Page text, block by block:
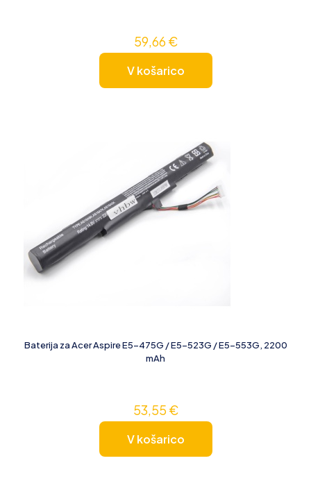
59,66€
V košarico
Baterija za Acer Aspire E5-475G / E5-523G / E5-553G, 2200
mAh
53,55 €
V košarico